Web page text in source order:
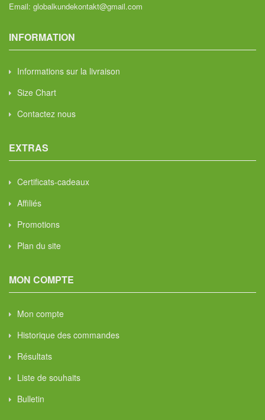
Email: globalkundekontakt@gmail.com
INFORMATION
Informations sur la livraison
Size Chart
Contactez nous
EXTRAS
Certificats-cadeaux
Affiliés
Promotions
Plan du site
MON COMPTE
Mon compte
Historique des commandes
Résultats
Liste de souhaits
Bulletin